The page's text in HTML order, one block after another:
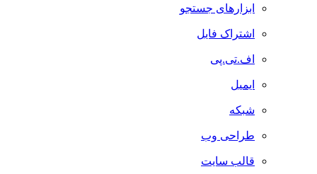
ابزارهای جستجو
اشتراک فایل
اف.تی.پی
ایمیل
شبکه
طراحی وب
قالب سایت